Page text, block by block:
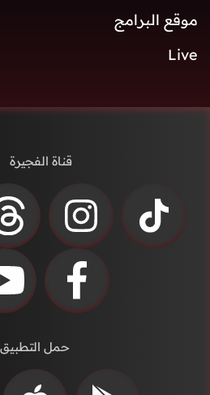
موقع البرامج
Live
قناة الفجيرة
حمل التطبيق